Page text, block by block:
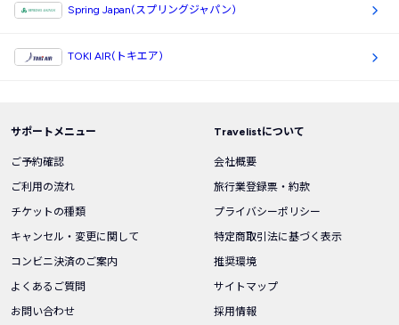
Spring Japan(スプリングジャパン)
TOKI AIR(トキエア)
サポートメニュー
ご予約確認
ご利用の流れ
チケットの種類
キャンセル・変更に関して
コンビニ決済のご案内
よくあるご質問
お問い合わせ
Travelistについて
会社概要
旅行業登録票・約款
プライバシーポリシー
特定商取引法に基づく表示
推奨環境
サイトマップ
採用情報